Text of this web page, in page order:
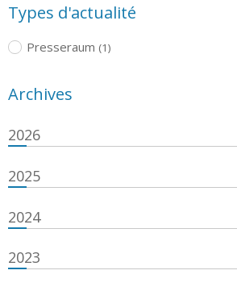
Types d'actualité
Presseraum (1)
Archives
2026
2025
2024
2023